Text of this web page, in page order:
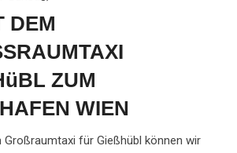
DEM
ZUM
WIEN
Großraumtaxi für Gießhübl können wir